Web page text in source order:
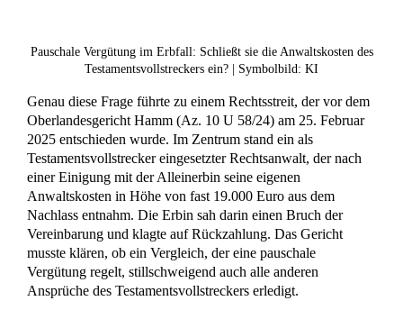
Pauschale Vergütung im Erbfall: Schließt sie die Anwaltskosten des
Testamentsvollstreckers ein? | Symbolbild: KI
Genau diese Frage führte zu einem Rechtsstreit, der vor dem
Oberlandesgericht Hamm (Az. 10 U 58/24) am 25. Februar
2025 entschieden wurde. Im Zentrum stand ein als
Testamentsvollstrecker eingesetzter Rechtsanwalt, der nach
einer Einigung mit der Alleinerbin seine eigenen
Anwaltskosten in Höhe von fast 19.000 Euro aus dem
Nachlass entnahm. Die Erbin sah darin einen Bruch der
Vereinbarung und klagte auf Rückzahlung. Das Gericht
musste klären, ob ein Vergleich, der eine pauschale
Vergütung regelt, stillschweigend auch alle anderen
Ansprüche des Testamentsvollstreckers erledigt.